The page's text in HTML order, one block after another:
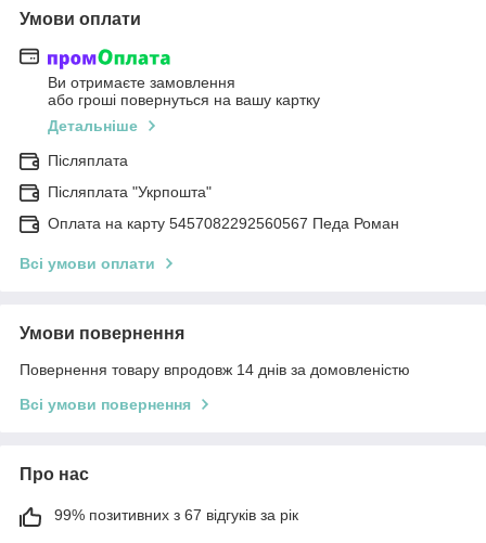
Умови оплати
Ви отримаєте замовлення
або гроші повернуться на вашу картку
Детальніше
Післяплата
Післяплата "Укрпошта"
Оплата на карту 5457082292560567 Педа Роман
Всі умови оплати
Умови повернення
Повернення товару впродовж 14 днів за домовленістю
Всі умови повернення
Про нас
99% позитивних з 67 відгуків за рік